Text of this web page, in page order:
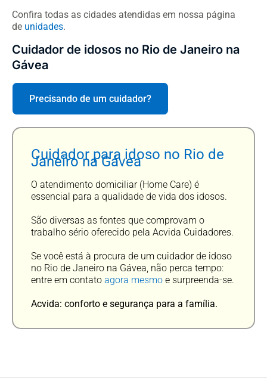
Confira todas as cidades atendidas em nossa página
de unidades.
Cuidador de idosos no Rio de Janeiro na
Gávea
Precisando de um cuidador?
Cuidador para idoso no Rio de
Janeiro na Gávea
O atendimento domiciliar (Home Care) é
essencial para a qualidade de vida dos idosos.
São diversas as fontes que comprovam o
trabalho sério oferecido pela Acvida Cuidadores.
Se você está à procura de um cuidador de idoso
no Rio de Janeiro na Gávea, não perca tempo:
entre em contato agora mesmo e surpreenda-se.
Acvida: conforto e segurança para a família.